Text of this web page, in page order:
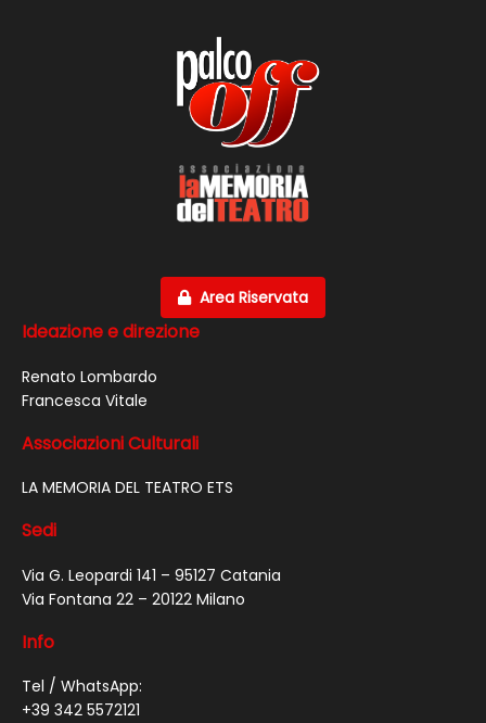
Area Riservata
Ideazione e direzione
Renato Lombardo
Francesca Vitale
Associazioni Culturali
LA MEMORIA DEL TEATRO ETS
Sedi
Via G. Leopardi 141 – 95127 Catania
Via Fontana 22 – 20122 Milano
Info
Tel / WhatsApp:
+39 342 5572121